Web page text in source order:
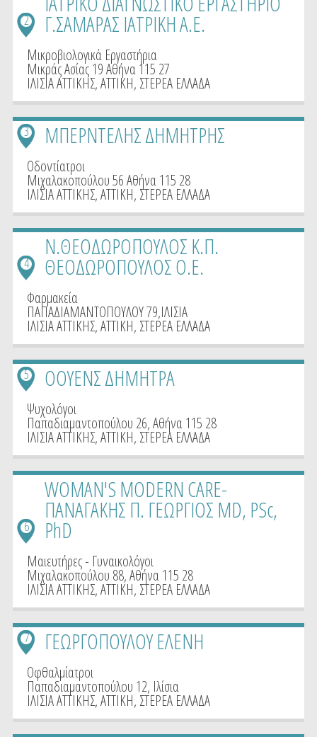
Γ.ΣΑΜΑΡΑΣ ΙΑΤΡΙΚΗ Α.Ε.
2
Μικροβιολογικά Εργαστήρια
Μικράς Ασίας 19 Αθήνα 115 27
ΙΛΙΣΙΑ ΑΤΤΙΚΗΣ,ΑΤΤΙΚΗ, ΣΤΕΡΕΑ ΕΛΛΑΔΑ
ΜΠΕΡΝΤΕΛΗΣ ΔΗΜΗΤΡΗΣ
3
Οδοντίατροι
Μιχαλακοπούλου 56 Αθήνα 115 28
ΙΛΙΣΙΑ ΑΤΤΙΚΗΣ,ΑΤΤΙΚΗ, ΣΤΕΡΕΑ ΕΛΛΑΔΑ
Ν.ΘΕΟΔΩΡΟΠΟΥΛΟΣ Κ.Π.
ΘΕΟΔΩΡΟΠΟΥΛΟΣ Ο.Ε.
4
Φαρμακεία
ΠΑΠΑΔΙΑΜΑΝΤΟΠΟΥΛΟΥ 79,ΙΛΙΣΙΑ
ΙΛΙΣΙΑ ΑΤΤΙΚΗΣ,ΑΤΤΙΚΗ, ΣΤΕΡΕΑ ΕΛΛΑΔΑ
ΟΟΥΕΝΣ ΔΗΜΗΤΡΑ
5
Ψυχολόγοι
Παπαδιαμαντοπούλου 26, Αθήνα 115 28
ΙΛΙΣΙΑ ΑΤΤΙΚΗΣ,ΑΤΤΙΚΗ, ΣΤΕΡΕΑ ΕΛΛΑΔΑ
WOMAN'S MODERN CARE-
ΠΑΝΑΓΑΚΗΣ Π. ΓΕΩΡΓΙΟΣ MD, PSc,
PhD
6
Μαιευτήρες - Γυναικολόγοι
Μιχαλακοπούλου 88, Αθήνα 115 28
ΙΛΙΣΙΑ ΑΤΤΙΚΗΣ,ΑΤΤΙΚΗ, ΣΤΕΡΕΑ ΕΛΛΑΔΑ
ΓΕΩΡΓΟΠΟΥΛΟΥ ΕΛΕΝΗ
7
Οφθαλμίατροι
Παπαδιαμαντοπούλου 12, Ιλίσια
ΙΛΙΣΙΑ ΑΤΤΙΚΗΣ,ΑΤΤΙΚΗ, ΣΤΕΡΕΑ ΕΛΛΑΔΑ